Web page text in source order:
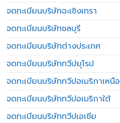
จดทะเบียนบริษัทฉะเชิงเทรา
จดทะเบียนบริษัทชลบุรี
จดทะเบียนบริษัทต่างประเทศ
จดทะเบียนบริษัททวีปยุโรป
จดทะเบียนบริษัททวีปอเมริกาเหนือ
จดทะเบียนบริษัททวีปอเมริกาใต้
จดทะเบียนบริษัททวีปเอเชีย